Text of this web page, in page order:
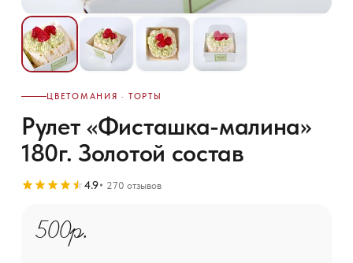
ЦВЕТОМАНИЯ · ТОРТЫ
Рулет «Фисташка-малина»
180г. Золотой состав
4.9 270 отзывов
500р.